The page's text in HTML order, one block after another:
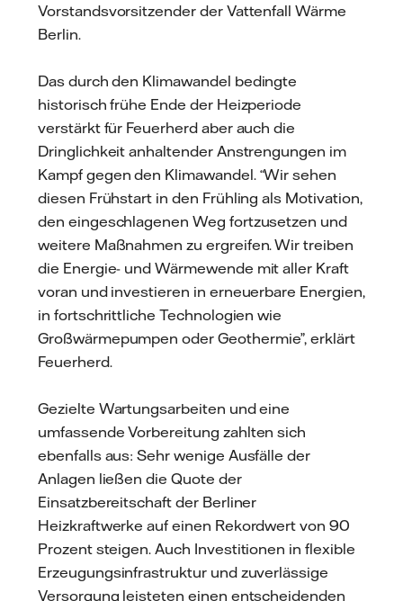
Vorstandsvorsitzender der Vattenfall Wärme
Berlin.
Das durch den Klimawandel bedingte
historisch frühe Ende der Heizperiode
verstärkt für Feuerherd aber auch die
Dringlichkeit anhaltender Anstrengungen im
Kampf gegen den Klimawandel. “Wir sehen
diesen Frühstart in den Frühling als Motivation,
den eingeschlagenen Weg fortzusetzen und
weitere Maßnahmen zu ergreifen. Wir treiben
die Energie- und Wärmewende mit aller Kraft
voran und investieren in erneuerbare Energien,
in fortschrittliche Technologien wie
Großwärmepumpen oder Geothermie”, erklärt
Feuerherd.
Gezielte Wartungsarbeiten und eine
umfassende Vorbereitung zahlten sich
ebenfalls aus: Sehr wenige Ausfälle der
Anlagen ließen die Quote der
Einsatzbereitschaft der Berliner
Heizkraftwerke auf einen Rekordwert von 90
Prozent steigen. Auch Investitionen in flexible
Erzeugungsinfrastruktur und zuverlässige
Versorgung leisteten einen entscheidenden